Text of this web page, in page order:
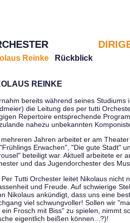
Reinke Rückblick
REINKE
bereits während seines
die Leitung des per tutti
Repertoire entsprechende
nahezu unbekannten
Jahren arbeitet er am
Erwachen", "Die gute Stadt"
beteiligt war. Aktuell arbeitete er
und das Jugendorchester des
Per Tutti Orchester leitet Nikolaus nicht
und Freude. Auf schwierige
Nikolaus ankündigt, dass uns eine
viel schwungvoller! Sollen wir
ein Frosch mit Biss" zu spielen, nimmt
eigentlich beißen können...?)!